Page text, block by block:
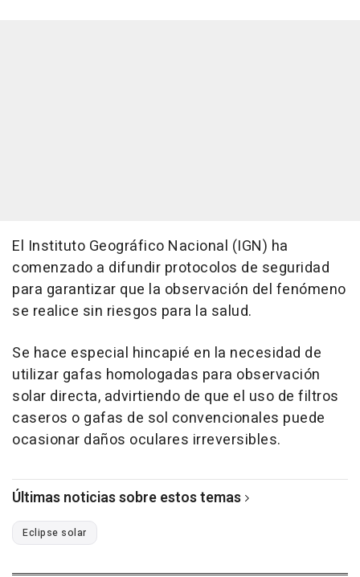
El Instituto Geográfico Nacional (IGN) ha
comenzado a difundir protocolos de seguridad
para garantizar que la observación del fenómeno
se realice sin riesgos para la salud.
Se hace especial hincapié en la necesidad de
utilizar gafas homologadas para observación
solar directa, advirtiendo de que el uso de filtros
caseros o gafas de sol convencionales puede
ocasionar daños oculares irreversibles.
Últimas noticias sobre estos temas
Eclipse solar